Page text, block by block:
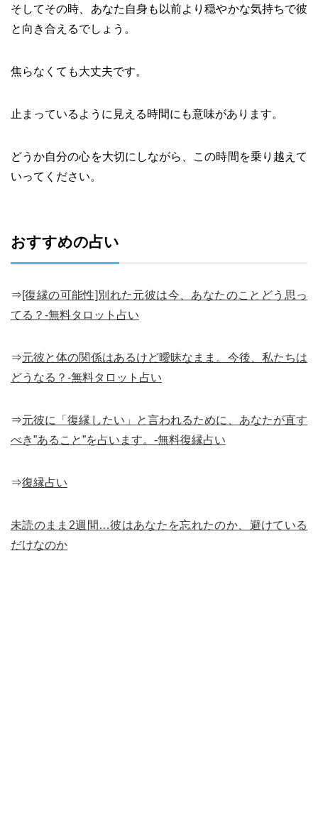
そしてその時、あなた自身も以前より穏やかな気持ちで彼
と向き合えるでしょう。
焦らなくても大丈夫です。
止まっているように見える時間にも意味があります。
どうか自分の心を大切にしながら、この時間を乗り越えて
いってください。
おすすめの占い
⇒[復縁の可能性]別れた元彼は今、あなたのことどう思っ
てる？-無料タロット占い
⇒元彼と体の関係はあるけど曖昧なまま。今後、私たちは
どうなる？-無料タロット占い
⇒元彼に「復縁したい」と言われるために、あなたが直す
べき”あること”を占います。-無料復縁占い
⇒復縁占い
未読のまま2週間…彼はあなたを忘れたのか、避けている
だけなのか